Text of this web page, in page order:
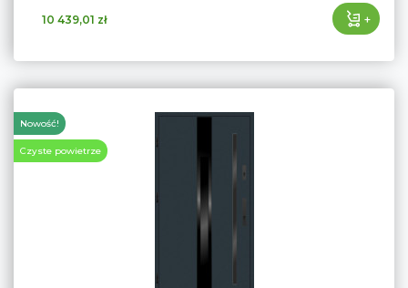
10 439,01 zł +
Nowość!
Czyste powietrze